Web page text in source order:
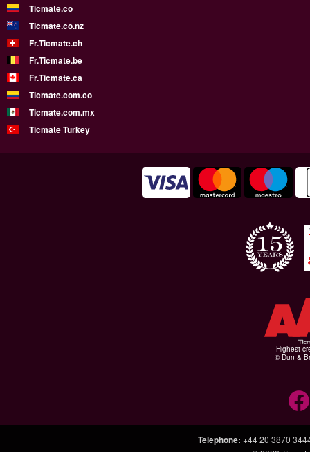
Ticmate.co
Ticmate.co.nz
Fr.Ticmate.ch
Fr.Ticmate.be
Fr.Ticmate.ca
Ticmate.com.co
Ticmate.com.mx
Ticmate Turkey
Highest
© Dun &
Telephone: +44 20 3870